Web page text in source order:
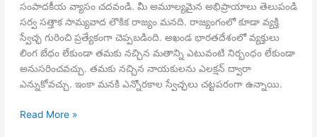
సంపాదకీయ వ్యాసం చదవండి. మీ అమూల్యమైన అభిప్రాయాలు తెలుపండి
సర్వ సత్తాక సామ్యవాద లౌకిక రాజ్యం మనది. రాజ్యంగంలో కూడా వ్యక్తి
స్వేచ్ఛ గురించి ప్రత్యేకంగా చెప్పబడింది. అఖండ భారతదేశంలో వ్యక్తులు
లింగ బేధం లేకుండా తమకు నచ్చిన మతాన్ని ఎటువంటి నిర్బంధం లేకుండా
అనుసరించవచ్చు. తమకు నచ్చిన నాయకులను ఎలక్షన్ ద్వారా
ఎన్నుకోవచ్చు. ఇంకా మనకి ఎన్నోరకాల స్వేచ్ఛలు చట్టపరంగా ఉన్నాయి.
విమల
Read More »